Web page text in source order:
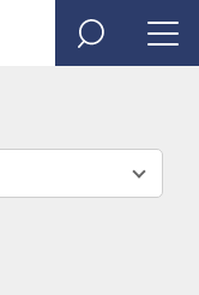
и
Пермского края
«Анкета